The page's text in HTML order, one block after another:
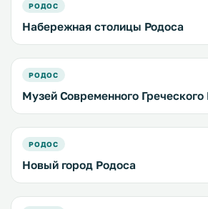
РОДОС
Набережная столицы Родоса
РОДОС
Музей Современного Греческого
РОДОС
Новый город Родоса